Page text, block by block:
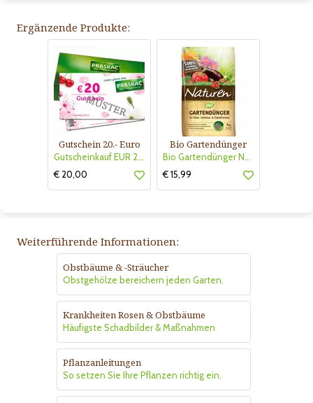
Ergänzende Produkte:
Gutschein 20.- Euro
Gutscheinkauf EUR 20.-
€ 20,00
Bio Gartendünger
Bio Gartendünger Naturen
€ 15,99
Weiterführende Informationen:
Obstbäume & -Sträucher
Obstgehölze bereichern jeden Garten.
Krankheiten Rosen & Obstbäume
Häufigste Schadbilder & Maßnahmen
Pflanzanleitungen
So setzen Sie Ihre Pflanzen richtig ein.